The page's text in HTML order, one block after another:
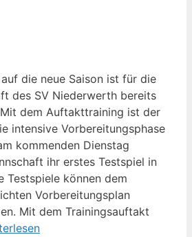
die neue Saison ist für die
des SV Niederwerth bereits
dem Auftakttraining ist der
intensive Vorbereitungsphase
kommenden Dienstag
ihr erstes Testspiel in
Testspiele können dem
Vorbereitungsplan
Mit dem Trainingsauftakt